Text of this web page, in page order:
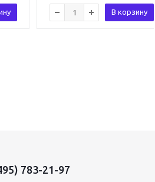
В корзину
783-21-97